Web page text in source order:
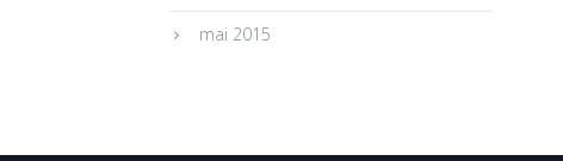
mai 2015